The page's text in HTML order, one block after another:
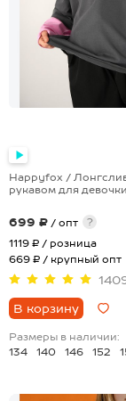
Happyfox /
рукавом для девочки
699 ₽ / опт
?
1119 ₽ / розница
669 ₽ / крупный опт
В корзину
Размеры в наличии:
134
140 146 152